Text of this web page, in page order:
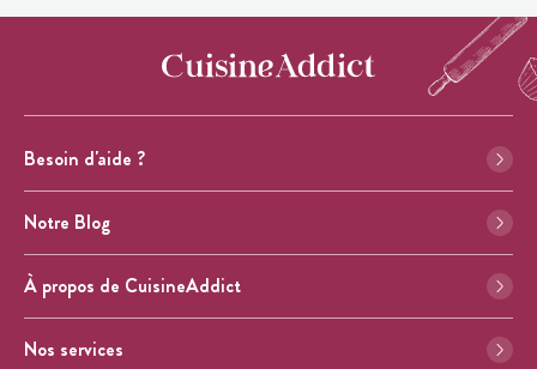
Besoin d'aide ?
Notre Blog
À propos de CuisineAddict
Nos services